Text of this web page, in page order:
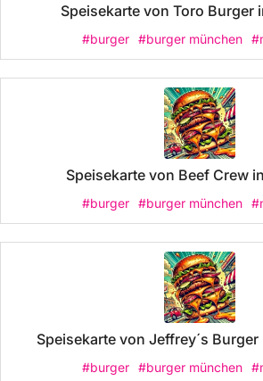
Speisekarte von Toro Burger
#burger #burger münchen
Speisekarte von Beef Crew
#burger #burger münchen
Speisekarte von Jeffrey´s
#burger #burger münchen